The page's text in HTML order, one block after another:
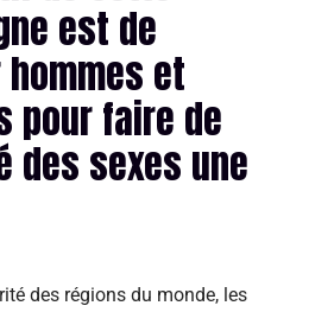
est de
et
pour faire de
des sexes une
des régions du monde, les